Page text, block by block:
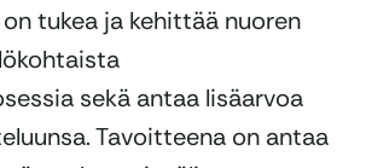
tukea ja kehittää nuoren
sekä antaa lisäarvoa
Tavoitteena on antaa